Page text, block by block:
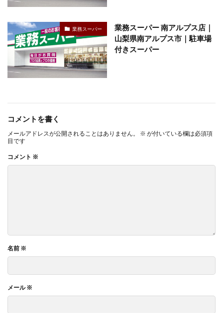
業務スーパー
業務スーパー 南アルプス店｜
山梨県南アルプス市｜駐車場
付きスーパー
コメントを書く
メールアドレスが公開されることはありません。 ※ が付いている欄は必須項
目です
コメント ※
名前 ※
メール※